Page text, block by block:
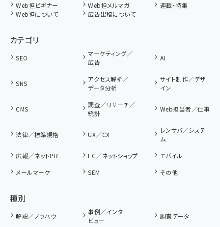
Web担ビギナー Web担メルマガ
連載・特集
Web担について
広告出稿について
カテゴリ
SEO
マーケティング／
広告
AI
SNS
アクセス解析／
データ分析
サイト制作／デザ
イン
CMS
調査／リサーチ／
統計
Web担当者／仕事
法律／標準規格 UX／CX
レンサバ／システ
ム
広報／ネットPR
EC／ネットショップ
モバイル
メールマーケ
SEM その他
種別
解説／ノウハウ
事例／インタ
ビュー
調査データ